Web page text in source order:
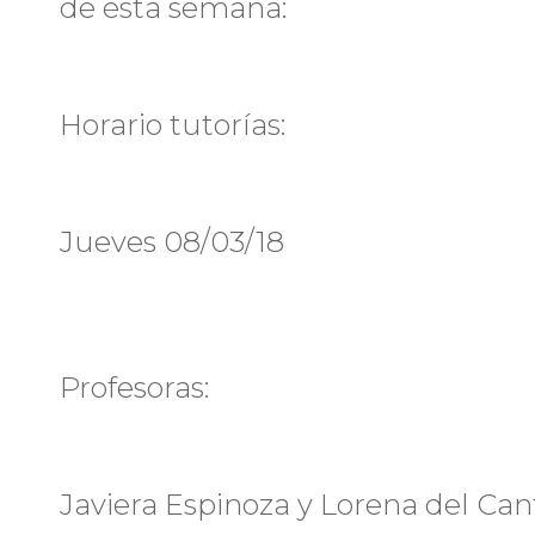
de ésta semana:
Horario tutorías:
Jueves 08/03/18
Profesoras:
Javiera Espinoza y Lorena del